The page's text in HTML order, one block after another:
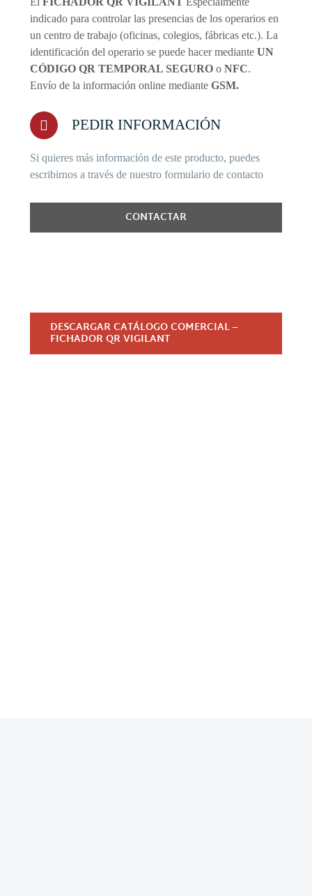
indicado para controlar las presencias de los operarios en
un centro de trabajo (oficinas, colegios, fábricas etc.). La
identificación del operario se puede hacer mediante UN
CÓDIGO QR TEMPORAL SEGUROo NFC.
Envío de la información online mediante GSM.
PEDIR INFORMACIÓN
Si quieres más información de este producto, puedes
escribirnos a través de nuestro formulario de contacto
CONTACTAR
DESCARGAR CATÁLOGO COMERCIAL –
FICHADOR QR VIGILANT